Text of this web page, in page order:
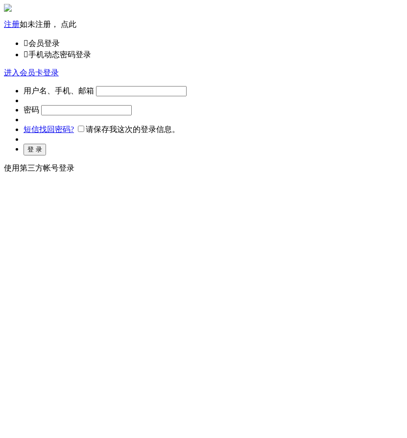
注册如未注册， 点此
会员登录
手机动态密码登录
进入会员卡登录
用户名、手机、邮箱
密码
短信找回密码? 请保存我这次的登录信息。
使用第三方帐号登录